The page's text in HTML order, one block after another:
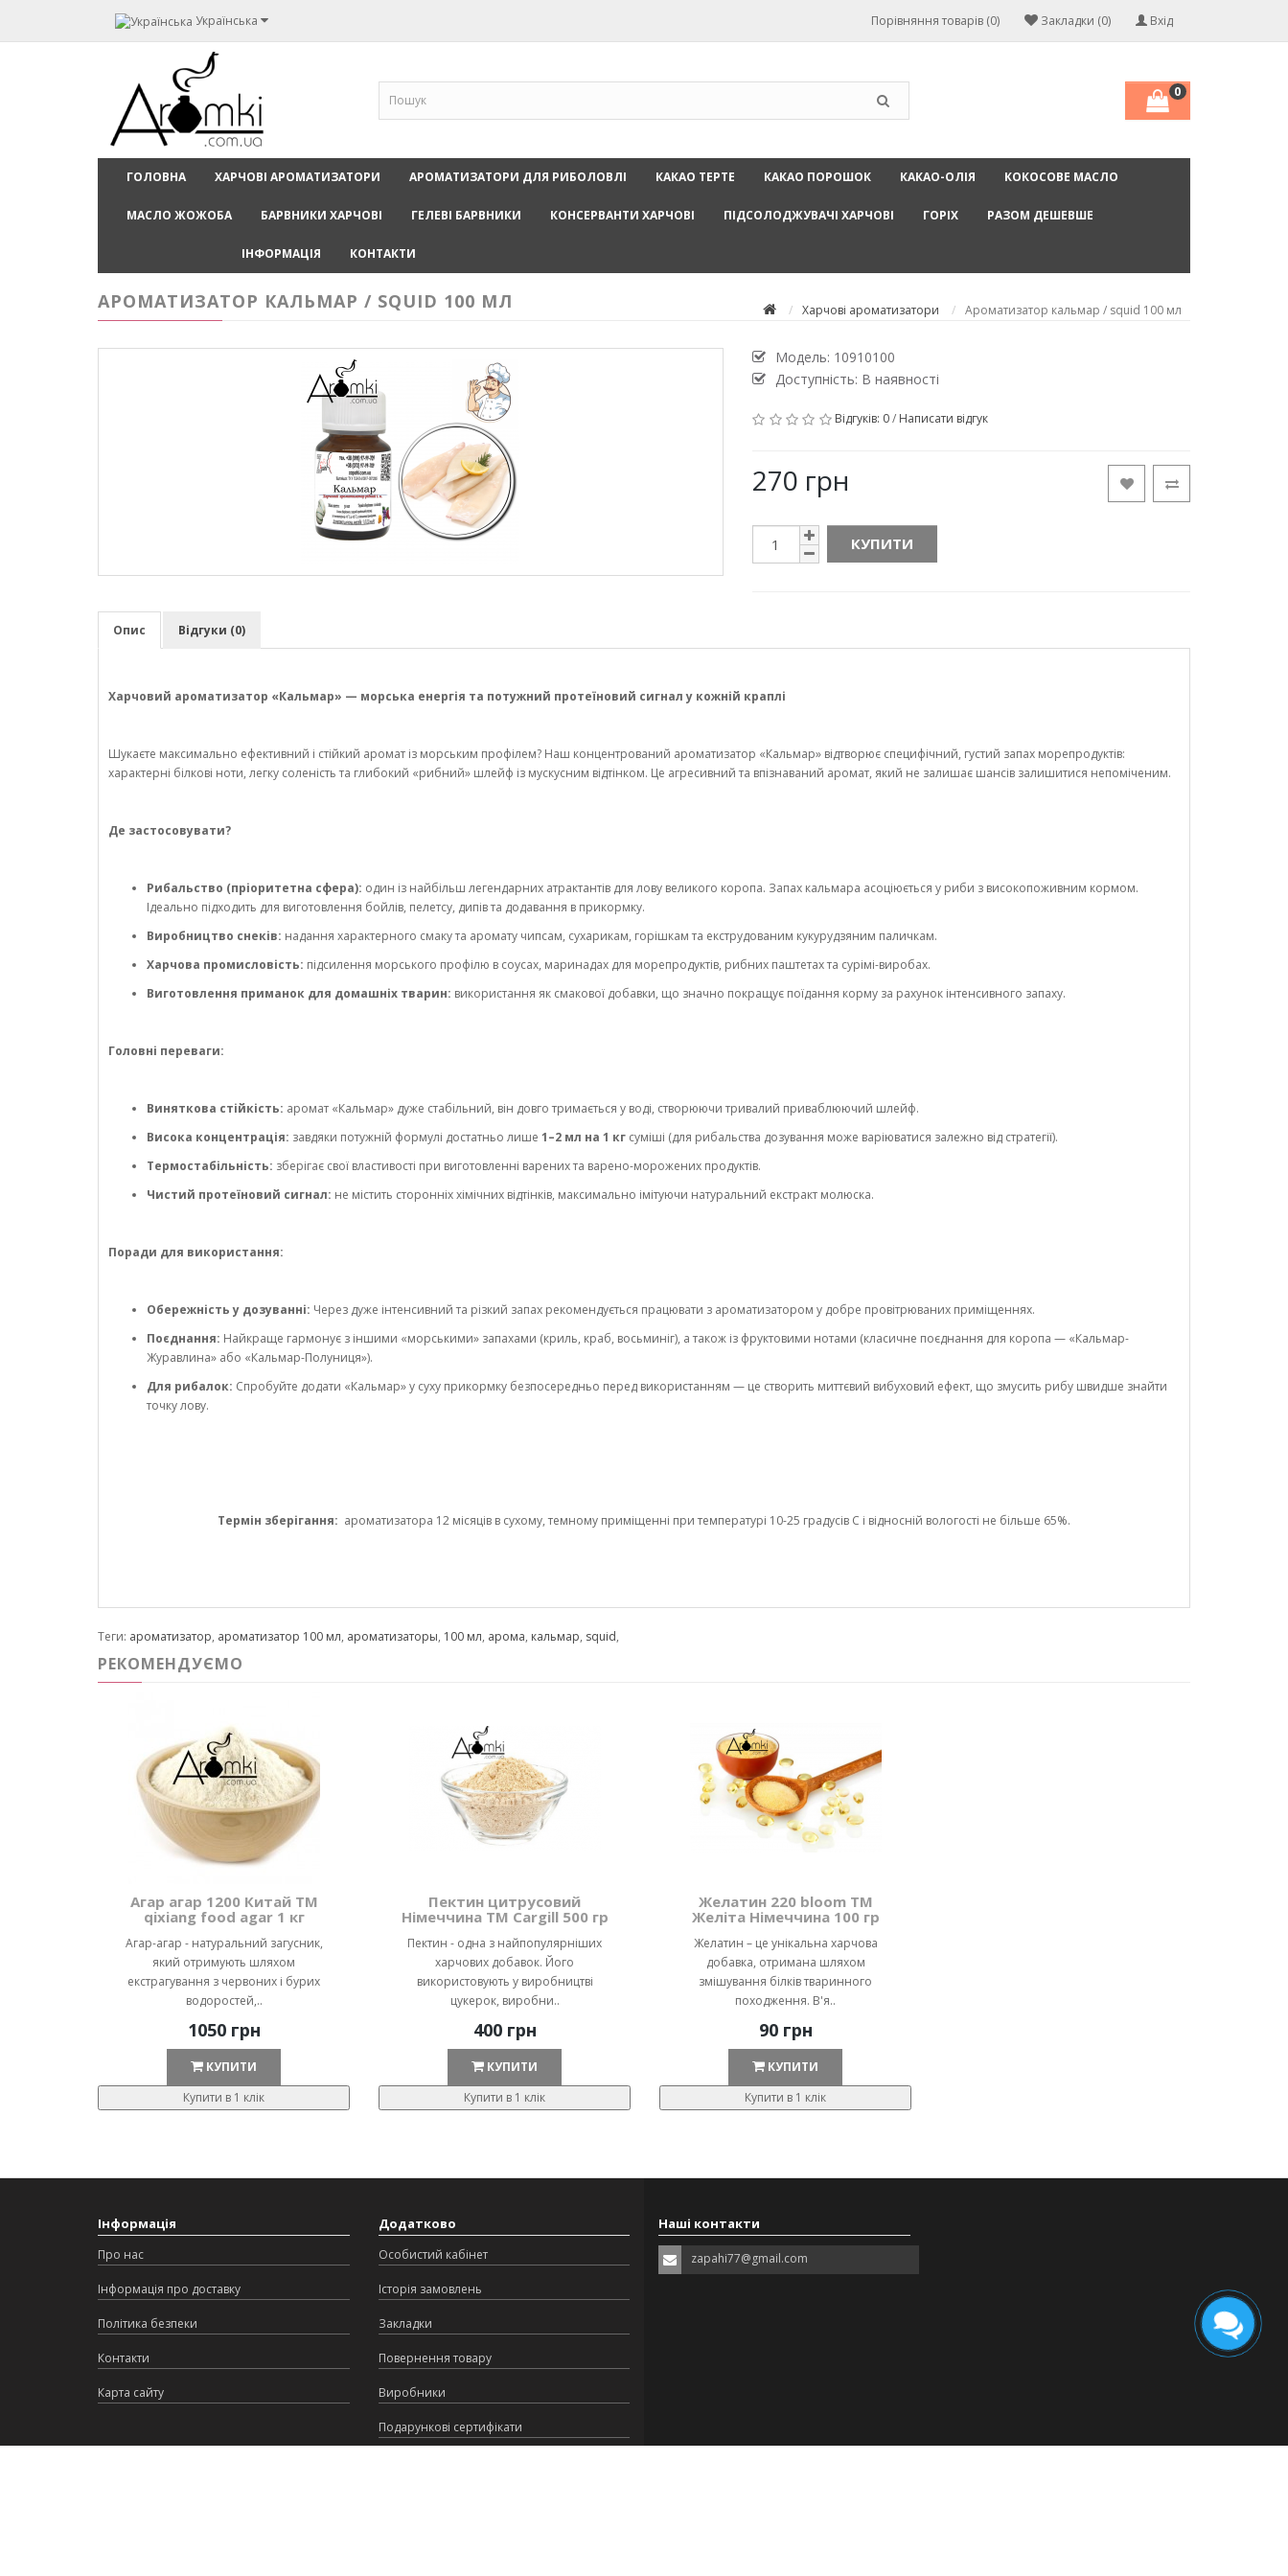
Українська Вхід
Закладки (0)
Порівняння товарів (0)
0
ГОЛОВНА ХАРЧОВІ АРОМАТИЗАТОРИ АРОМАТИЗАТОРИ ДЛЯ РИБОЛОВЛІ КАКАО ТЕРТЕ КАКАО ПОРОШОК КАКАО-ОЛІЯ КОКОСОВЕ МАСЛО
МАСЛО ЖОЖОБА БАРВНИКИ ХАРЧОВІ ГЕЛЕВІ БАРВНИКИ КОНСЕРВАНТИ ХАРЧОВІ ПІДСОЛОДЖУВАЧІ ХАРЧОВІ ГОРІХ РАЗОМ ДЕШЕВШЕ
ІНФОРМАЦІЯ КОНТАКТИ
Харчові ароматизатори Ароматизатор кальмар / squid 100 мл
АРОМАТИЗАТОР КАЛЬМАР / SQUID 100 МЛ
Модель: 10910100
Доступність: В наявності
Відгуків: 0/ Написати відгук
270 грн
КУПИТИ
Опис Відгуки (0)
Харчовий ароматизатор «Кальмар» — морська енергія та потужний протеїновий сигнал у кожній краплі
Шукаєте максимально ефективний і стійкий аромат із морським профілем? Наш концентрований ароматизатор «Кальмар» відтворює специфічний, густий запах морепродуктів:
характерні білкові ноти, легку соленість та глибокий «рибний» шлейф із мускусним відтінком. Це агресивний та впізнаваний аромат, який не залишає шансів залишитися непоміченим.
Де застосовувати?
Рибальство (пріоритетна сфера): один із найбільш легендарних атрактантів для лову великого коропа. Запах кальмара асоціюється у риби з високопоживним кормом.
Ідеально підходить для виготовлення бойлів, пелетсу, дипів та додавання в прикормку.
Виробництво снеків: надання характерного смаку та аромату чипсам, сухарикам, горішкам та екструдованим кукурудзяним паличкам.
Харчова промисловість: підсилення морського профілю в соусах, маринадах для морепродуктів, рибних паштетах та сурімі-виробах.
Виготовлення приманок для домашніх тварин: використання як смакової добавки, що значно покращує поїдання корму за рахунок інтенсивного запаху.
Головні переваги:
Виняткова стійкість: аромат «Кальмар» дуже стабільний, він довго тримається у воді, створюючи тривалий приваблюючий шлейф.
Висока концентрація: завдяки потужній формулі достатньо лише 1–2 мл на 1 кг суміші (для рибальства дозування може варіюватися залежно від стратегії).
Термостабільність: зберігає свої властивості при виготовленні варених та варено-морожених продуктів.
Чистий протеїновий сигнал: не містить сторонніх хімічних відтінків, максимально імітуючи натуральний екстракт молюска.
Поради для використання:
Обережність у дозуванні: Через дуже інтенсивний та різкий запах рекомендується працювати з ароматизатором у добре провітрюваних приміщеннях.
Поєднання: Найкраще гармонує з іншими «морськими» запахами (криль, краб, восьминіг), а також із фруктовими нотами (класичне поєднання для коропа — «Кальмар-
Журавлина» або «Кальмар-Полуниця»).
Для рибалок: Спробуйте додати «Кальмар» у суху прикормку безпосередньо перед використанням — це створить миттєвий вибуховий ефект, що змусить рибу швидше знайти
точку лову.
Термін зберігання: ароматизатора 12 місяців в сухому, темному приміщенні при температурі 10-25 градусів С і відносній вологості не більше 65%.
Теги: ароматизатор, ароматизатор 100 мл, ароматизаторы, 100 мл, арома, кальмар, squid,
РЕКОМЕНДУЄМО
Агар агар 1200 Китай ТМ
qixiang food agar 1 кг
Агар-агар - натуральний загусник,
який отримують шляхом
екстрагування з червоних і бурих
водоростей,..
1050 грн
КУПИТИ
Купити в 1 клік
Пектин цитрусовий
Німеччина ТМ Cargill 500 гр
Пектин - одна з найпопулярніших
харчових добавок. Його
використовують у виробництві
цукерок, виробни..
400 грн
КУПИТИ
Купити в 1 клік
Желатин 220 bloom ТМ
Желіта Німеччина 100 гр
Желатин – це унікальна харчова
добавка, отримана шляхом
змішування білків тваринного
походження. В'я..
90 грн
КУПИТИ
Купити в 1 клік
Інформація
Про нас
Інформація про доставку
Політика безпеки
Контакти
Карта сайту
Додатково
Особистий кабінет
Історія замовлень
Закладки
Повернення товару
Виробники
Подарункові сертифікати
Наші контакти
zapahi77@gmail.com